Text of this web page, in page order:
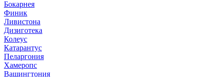
Бокарнея
Финик
Ливистона
Дизиготека
Колеус
Катарантус
Пеларгония
Хамеропс
Вашингтония